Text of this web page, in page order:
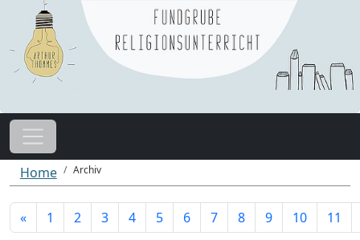
Home Archiv
« 1 2 3 4 5 6 7 8 9 10 11